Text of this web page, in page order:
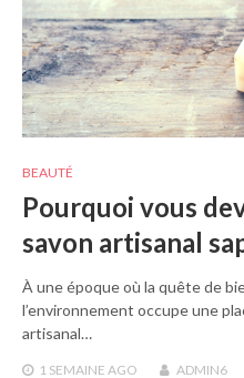
BEAUTÉ
Pourquoi vous
savon artisanal
À une époque où la quête de
l’environnement occupe une
artisanal…
1 SEMAINE AGO ADMIN6